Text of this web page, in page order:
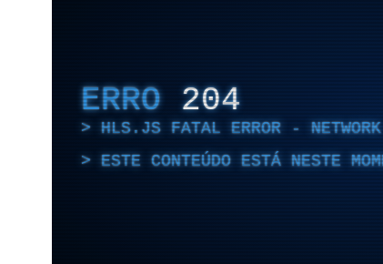
ERRO 204
HLS.JS FATAL ERROR - NETWORK
ESTE CONTEÚDO ESTÁ NESTE